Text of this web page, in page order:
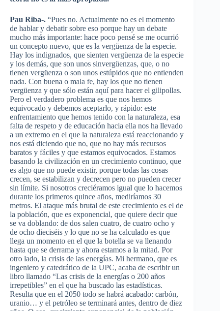
Pau Riba-. “Pues no. Actualmente no es el momento
de hablar y debatir sobre eso porque hay un debate
mucho más importante: hace poco pensé se me ocurrió
un concepto nuevo, que es la vergüenza de la especie.
Hay los indignados, que sienten vergüenza de la especie
y los demás, que son unos sinvergüenzas, que, o no
tienen vergüenza o son unos estúpidos que no entienden
nada. Con buena o mala fe, hay los que no tienen
vergüenza y que sólo están aquí para hacer el gilipollas.
Pero el verdadero problema es que nos hemos
equivocado y debemos aceptarlo, y rápido: este
enfrentamiento que hemos tenido con la naturaleza, esa
falta de respeto y de educación hacia ella nos ha llevado
a un extremo en el que la naturaleza está reaccionando y
nos está diciendo que no, que no hay más recursos
baratos y fáciles y que estamos equivocados. Estamos
basando la civilización en un crecimiento continuo, que
es algo que no puede existir, porque todas las cosas
crecen, se estabilizan y decrecen pero no pueden crecer
sin límite. Si nosotros creciéramos igual que lo hacemos
durante los primeros quince años, mediríamos 30
metros. El ataque más brutal de este crecimiento es el de
la población, que es exponencial, que quiere decir que
se va doblando: de dos salen cuatro, de cuatro ocho y
de ocho dieciséis y lo que no se ha calculado es que
llega un momento en el que la botella se va llenando
hasta que se derrama y ahora estamos a la mitad. Por
otro lado, la crisis de las energías. Mi hermano, que es
ingeniero y catedrático de la UPC, acaba de escribir un
libro llamado “Las crisis de la energías o 200 años
irrepetibles” en el que ha buscado las estadísticas.
Resulta que en el 2050 todo se habrá acabado: carbón,
uranio… y el petróleo se terminará antes, dentro de diez